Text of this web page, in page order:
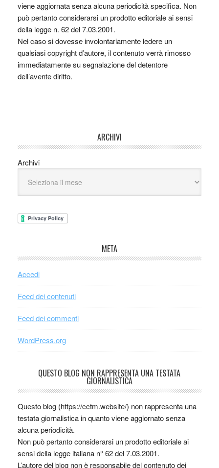
viene aggiornata senza alcuna periodicità specifica. Non
può pertanto considerarsi un prodotto editoriale ai sensi
della legge n. 62 del 7.03.2001.
Nel caso si dovesse involontariamente ledere un
qualsiasi copyright d’autore, il contenuto verrà rimosso
immediatamente su segnalazione del detentore
dell’avente diritto.
ARCHIVI
Archivi
META
Accedi
Feed dei contenuti
Feed dei commenti
WordPress.org
QUESTO BLOG NON RAPPRESENTA UNA TESTATA
GIORNALISTICA
Questo blog (https://cctm.website/) non rappresenta una
testata giornalistica in quanto viene aggiornato senza
alcuna periodicità.
Non può pertanto considerarsi un prodotto editoriale ai
sensi della legge italiana n° 62 del 7.03.2001.
L’autore del blog non è responsabile del contenuto dei